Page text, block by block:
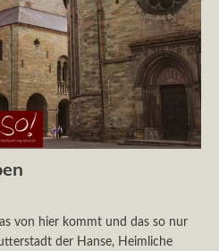
von hier kommt und das so nur
der Hanse, Heimliche